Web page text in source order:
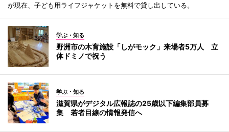
が現在、子ども用ライフジャケットを無料で貸し出している。
学ぶ・知る
野洲市の木育施設「しがモック」来場者5万人 立
体ドミノで祝う
学ぶ・知る
滋賀県がデジタル広報誌の25歳以下編集部員募
集 若者目線の情報発信へ